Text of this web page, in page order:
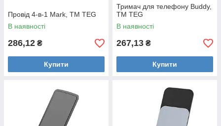
Провід 4-в-1 Mark, TM TEG
В наявності
286,12 ₴
Купити
Тримач для телефону Buddy,
TM TEG
В наявності
267,13 ₴
Купити